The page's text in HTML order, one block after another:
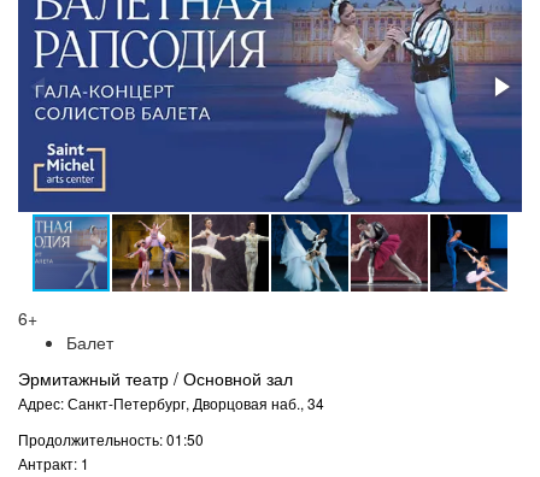
6+
Балет
Эрмитажный театр / Основной зал
Адрес: Санкт-Петербург, Дворцовая наб., 34
Продолжительность: 01:50
Антракт: 1